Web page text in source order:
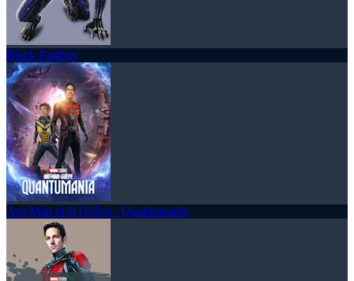
Black Panther
Ant-Man et la Guêpe : Quantumania